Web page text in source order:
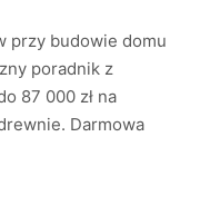
przy budowie domu
poradnik z
87 000 zł na
Darmowa